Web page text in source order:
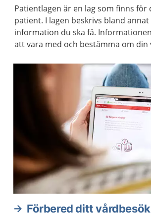
Patientlagen är en lag som finns för
patient. I lagen beskrivs bland annat
information du ska få.
att vara med och bestämma om din
Förbered ditt vårdbesök